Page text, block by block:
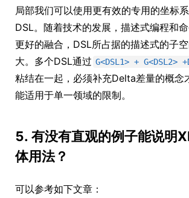
局部我们可以使用更有效的专用的坐标
DSL。随着技术的发展，描述式编程和
更好的融合，DSL所占据的描述式的子
大。多个DSL通过 G<DSL1> + G<DSL2>
粘结在一起，必须补充Delta差量的概念
能适用于单一领域的限制。
5. 有没有直观的例子能说明
体用法？
可以参考如下文章：